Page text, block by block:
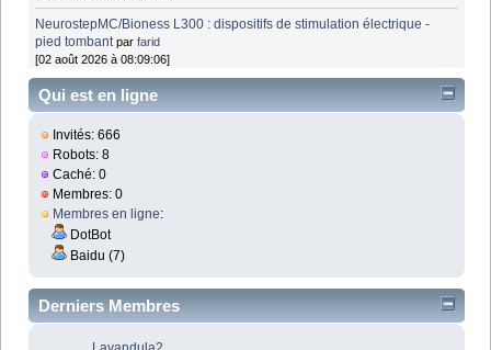
NeurostepMC/Bioness L300 : dispositifs de stimulation électrique -
pied tombant parfarid
[02 août 2026 à 08:09:06]
Qui est en ligne
Invités: 666
Robots: 8
Caché: 0
Membres: 0
Membres en ligne:
DotBot
Baidu (7)
Derniers Membres